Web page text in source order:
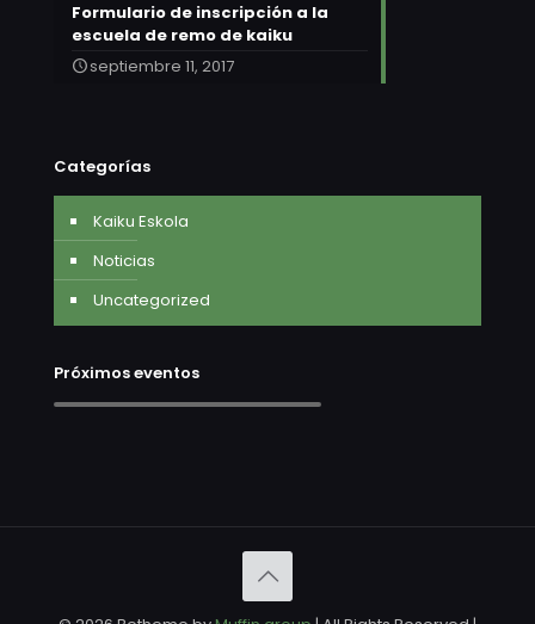
Formulario de inscripción a la
escuela de remo de kaiku
septiembre 11, 2017
Categorías
Kaiku Eskola
Noticias
Uncategorized
Próximos eventos